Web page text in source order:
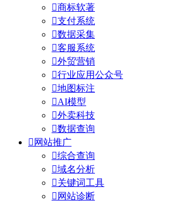
商标软著
支付系统
数据采集
客服系统
外贸营销
行业应用公众号
地图标注
AI模型
外卖科技
数据查询
 网站推广
综合查询
域名分析
关键词工具
 网站诊断